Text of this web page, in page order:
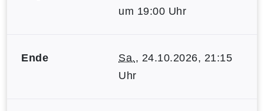
um 19:00 Uhr
Ende Sa., 24.10.2026, 21:15
Uhr